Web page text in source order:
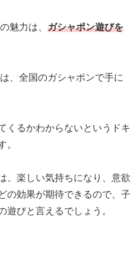
魅力は、 ガシャポン遊びを
、全国のガシャポンで手に
くるかわからないというドキ
。
、楽しい気持ちになり、意欲
の効果が期待できるので、子
遊びと言えるでしょう。